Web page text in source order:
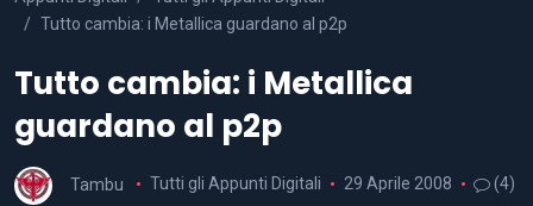
Tutto cambia: i Metallica guardano al p2p
Tutto cambia: i Metallica
guardano al p2p
Tambu Tutti gli Appunti Digitali 29 Aprile 2008 (4)